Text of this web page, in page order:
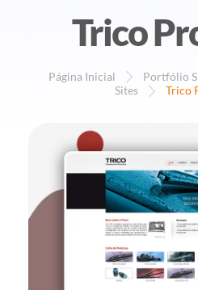
Página Inicial Portfólio
Sites
Trico
Trico